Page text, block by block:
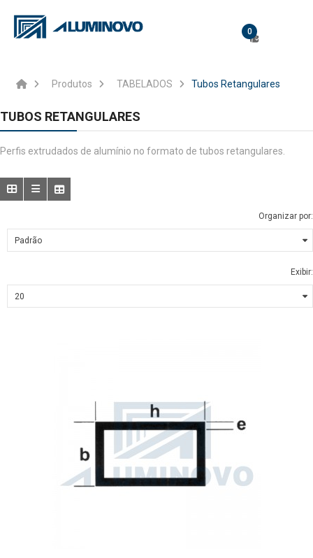
0
Produtos TABELADOS Tubos Retangulares
TUBOS RETANGULARES
Perfis extrudados de alumínio no formato de tubos retangulares.
Organizar por:
Exibir: